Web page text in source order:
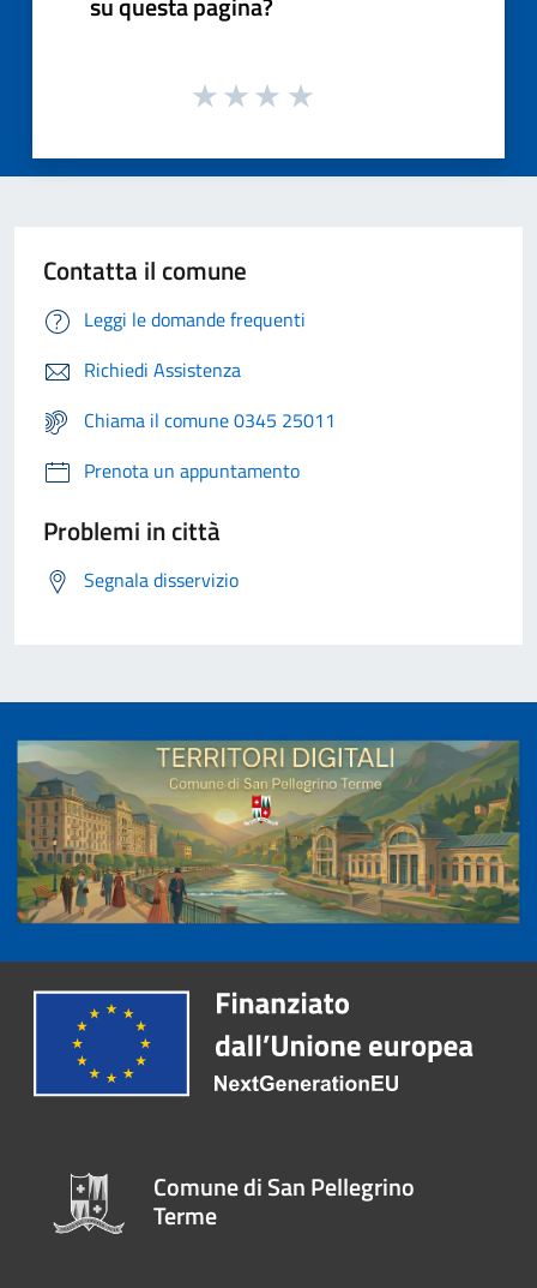
Contatta il comune
Leggi le domande frequenti
Richiedi Assistenza
Chiama il comune 0345 25011
Prenota un appuntamento
Problemi in città
Segnala disservizio
Comune di San Pellegrino
Terme